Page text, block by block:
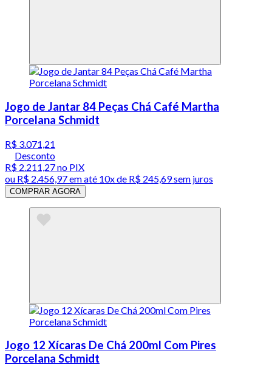
Jogo de Jantar 84 Peças Chá Café Martha
Porcelana Schmidt
R$ 3.071,21
Desconto
R$ 2.211,27no PIX
ou R$ 2.456,97em até 10x de R$ 245,69 sem juros
COMPRAR AGORA
Jogo 12 Xícaras De Chá 200ml Com Pires
Porcelana Schmidt